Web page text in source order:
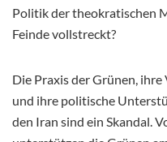
Politik der theokratischen
Feinde vollstreckt?
Die Praxis der Grünen,
und ihre politische
den Iran sind ein Skandal.